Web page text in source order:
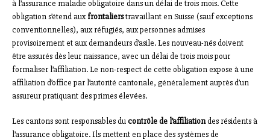
à l’assurance maladie obligatoire dans un délai de trois mois. Cette
obligation s’étend auxfrontalierstravaillant en Suisse (sauf exceptions
conventionnelles), aux réfugiés, aux personnes admises
provisoirement et aux demandeurs d’asile. Les nouveau-nés doivent
être assurés dès leur naissance, avec un délai de trois mois pour
formaliser l’affiliation. Le non-respect de cette obligation expose à une
affiliation d’office par l’autorité cantonale, généralement auprès d’un
assureur pratiquant des primes élevées.
Les cantons sont responsables ducontrôle de l’affiliationdes résidents à
l’assurance obligatoire. Ils mettent en place des systèmes de